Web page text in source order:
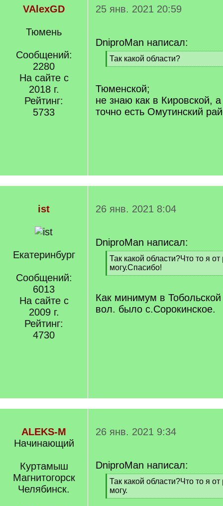
VAlexGD
Тюмень
Сообщений:
2280
На сайте с
2018 г.
Рейтинг:
5733
25 янв. 2021 20:59
DniproMan написал:
[
q
Так какой области?
[
q
]
Тюменской;
не знаю как в Кировской,
точно есть Омутинский
ist
Екатеринбург
Сообщений:
6013
На сайте с
2009 г.
Рейтинг:
4730
26 янв. 2021 8:04
DniproMan написал:
[
q
]
Так какой области?Что то я
могу.Спасибо!
[
q
]
Как минимум в
вол. было с.Сорокинское.
ALEKS-M
Начинающий
Куртамыш
Магнитогорск
Челябинск.
26 янв. 2021 9:34
DniproMan написал:
[
q
]
Так какой области?Что то я
могу.
[